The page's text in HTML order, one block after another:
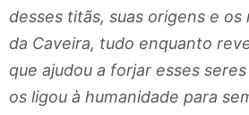
desses titãs, suas origens e os
da Caveira, tudo enquanto
que ajudou a forjar esses
os ligou à humanidade para